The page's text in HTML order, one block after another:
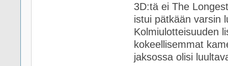
3D:tä ei The
istui pätkään varsin
Kolmiulotteisuuden
kokeellisemmat
jaksossa olisi